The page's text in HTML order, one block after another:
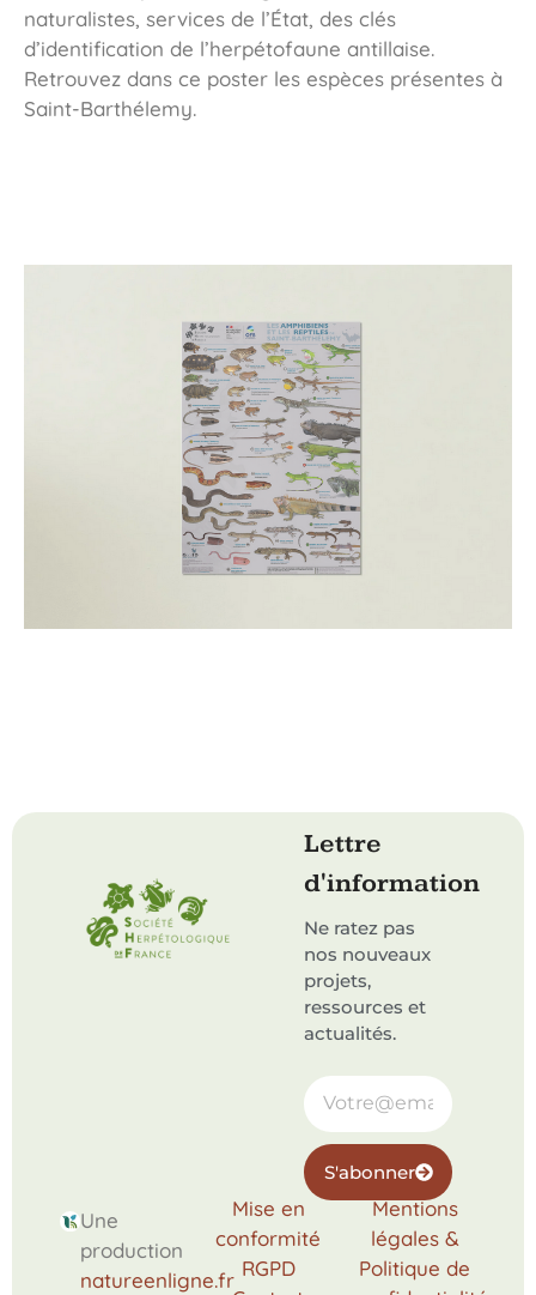
naturalistes, services de l’État, des clés
d’identification de l’herpétofaune antillaise.
Retrouvez dans ce poster les espèces présentes à
Saint-Barthélemy.
Lettre
d'information
Ne ratez pas
nos nouveaux
projets,
ressources et
actualités.
S'abonner
Une
production
natureenligne.fr
Mise en
conformité
RGPD
Mentions
légales &
Politique de